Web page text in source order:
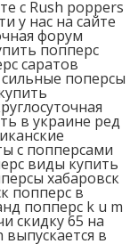
с Rush poppers
у нас на сайте
форум
попперс
саратов
поперсы
в украине ред
с попперсами
виды купить
хабаровск
попперс в
попперс k u m
скидку 65 на
в